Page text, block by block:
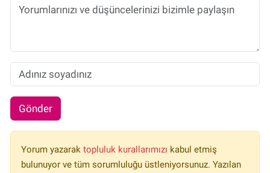
Gönder
Yorum yazarak topluluk kurallarımızı kabul etmiş
bulunuyor ve tüm sorumluluğu üstleniyorsunuz. Yazılan